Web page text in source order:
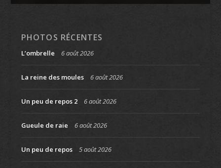
PHOTOS RÉCENTES
L’ombrelle 6 août 2026
La reine des moules 6 août 2026
Un peu de repos 2 6 août 2026
Gueule de raie 6 août 2026
Un peu de repos 5 août 2026